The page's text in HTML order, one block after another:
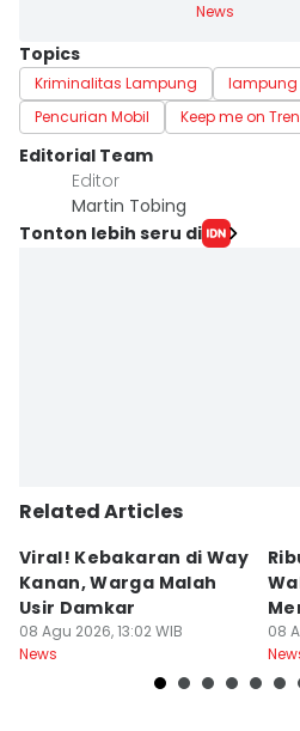
News
Topics
Kriminalitas Lampung
lampung
Pencurian Mobil
Keep me on
Editorial Team
Editor
Martin Tobing
Tonton lebih seru di
Related Articles
Viral! Kebakaran di Way
Kanan, Warga Malah
Usir Damkar
08 Agu 2026, 13:02 WIB
News
08